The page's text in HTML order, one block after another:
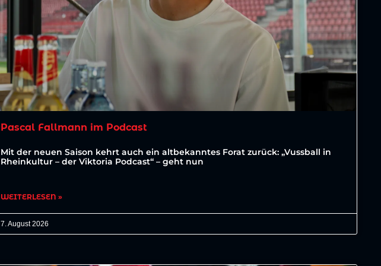
Pascal Fallmann im Podcast
Mit der neuen Saison kehrt auch ein altbekanntes Forat zurück: „Vussball in
Rheinkultur – der Viktoria Podcast“ – geht nun
WEITERLESEN »
7. August 2026